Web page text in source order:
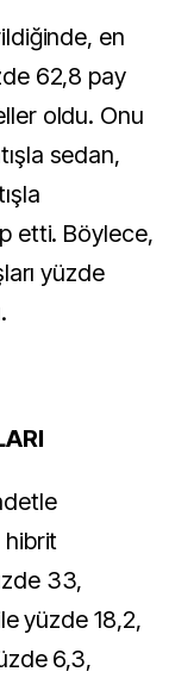
en
62,8 pay
oldu. Onu
sedan,
etti. Böylece,
yüzde
hibrit
33,
yüzde 18,2,
6,3,